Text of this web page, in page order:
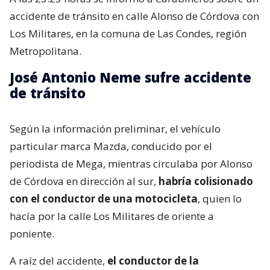
accidente de tránsito en calle Alonso de Córdova con
Los Militares, en la comuna de Las Condes, región
Metropolitana.
José Antonio Neme sufre accidente
de tránsito
Según la información preliminar, el vehículo
particular marca Mazda, conducido por el
periodista de Mega, mientras circulaba por Alonso
de Córdova en dirección al sur, habría colisionado
con el conductor de una motocicleta, quien lo
hacía por la calle Los Militares de oriente a
poniente.
A raíz del accidente, el conductor de la